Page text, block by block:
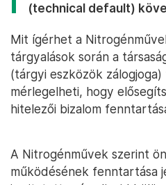
(technical default)
Mit ígérhet a
tárgyalások során a
(tárgyi eszközök zálogjoga)
mérlegelheti, hogy
hitelezői bizalom
A Nitrogénművek szerint
működésének fenntartása